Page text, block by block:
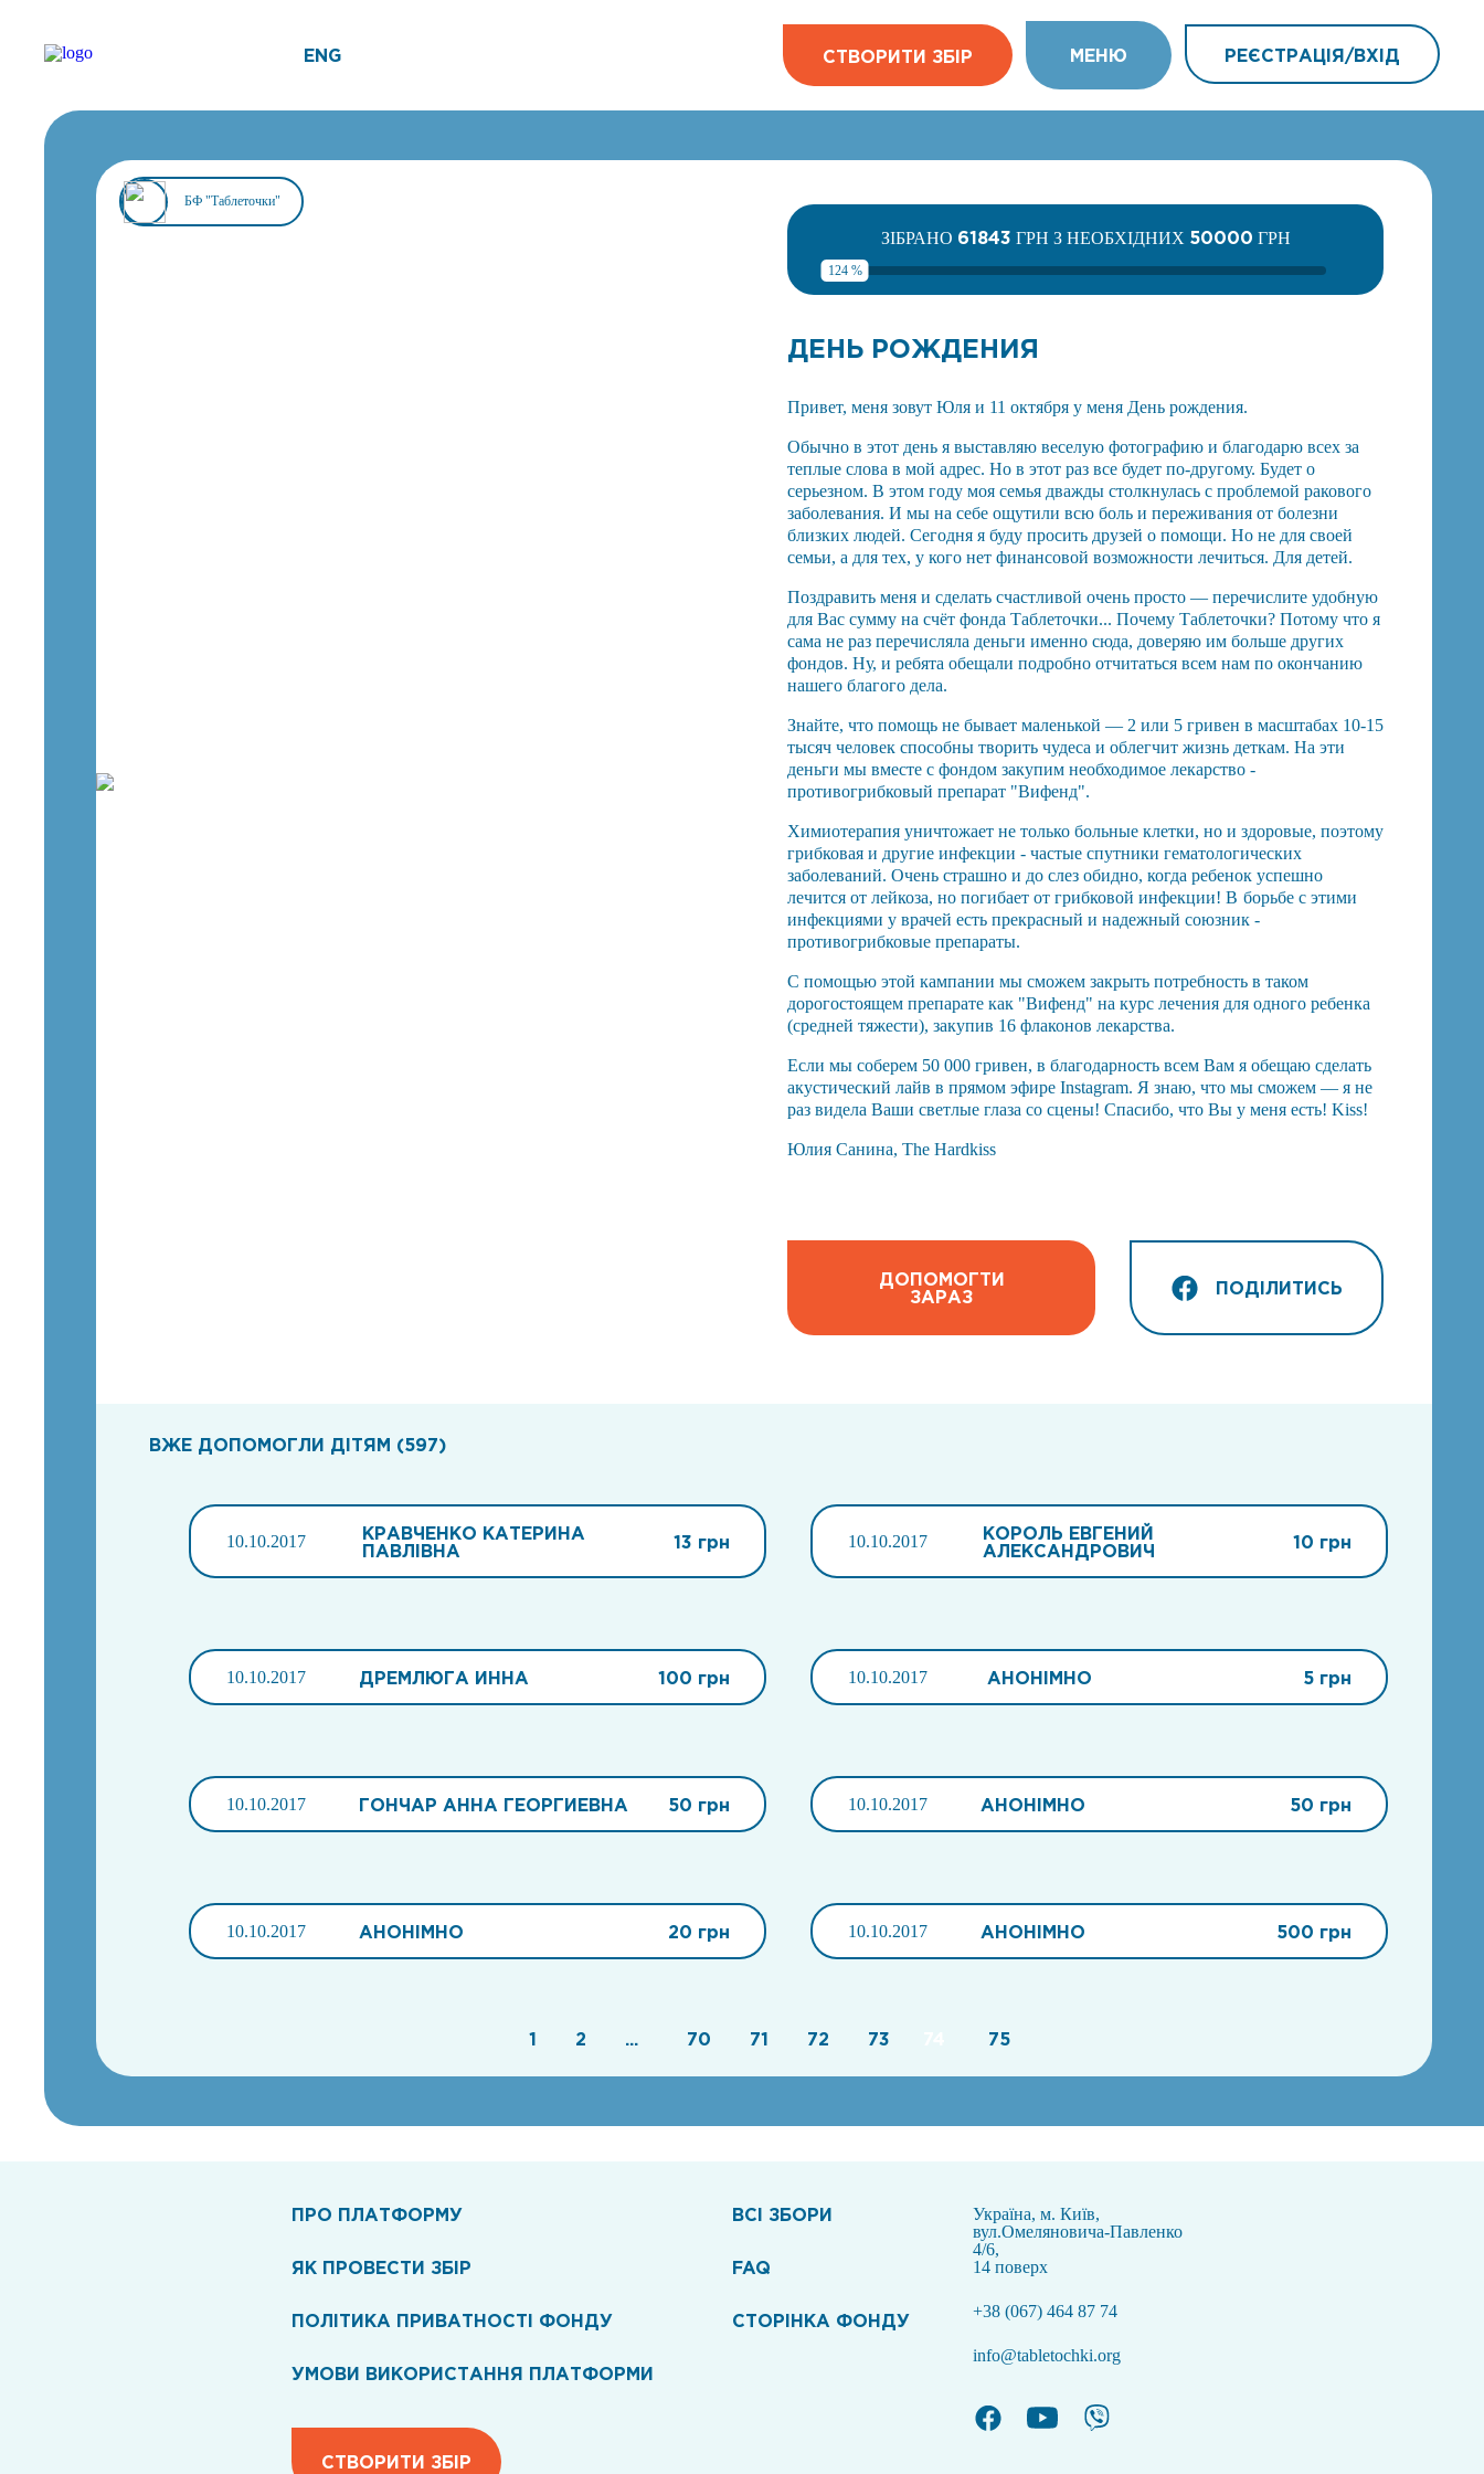
ENG СТВОРИТИ ЗБІР МEНЮ РЕЄСТРАЦІЯ/ВХIД
БФ "Таблеточки"
ЗІБРАНО 61843 ГРН З НЕОБХІДНИХ 50000 ГРН
124 %
ДЕНЬ РОЖДЕНИЯ
Привет, меня зовут Юля и 11 октября у меня День рождения.
Обычно в этот день я выставляю веселую фотографию и благодарю всех за
теплые слова в мой адрес. Но в этот раз все будет по-другому. Будет о
серьезном. В этом году моя семья дважды столкнулась с проблемой ракового
заболевания. И мы на себе ощутили всю боль и переживания от болезни
близких людей. Сегодня я буду просить друзей о помощи. Но не для своей
семьи, а для тех, у кого нет финансовой возможности лечиться. Для детей.
Поздравить меня и сделать счастливой очень просто — перечислите удобную
для Вас сумму на счёт фонда Таблеточки... Почему Таблеточки? Потому что я
сама не раз перечисляла деньги именно сюда, доверяю им больше других
фондов. Ну, и ребята обещали подробно отчитаться всем нам по окончанию
нашего благого дела.
Знайте, что помощь не бывает маленькой — 2 или 5 гривен в масштабах 10-15
тысяч человек способны творить чудеса и облегчит жизнь деткам. На эти
деньги мы вместе с фондом закупим необходимое лекарство -
противогрибковый препарат "Вифенд".
Химиотерапия уничтожает не только больные клетки, но и здоровые, поэтому
грибковая и другие инфекции - частые спутники гематологических
заболеваний. Очень страшно и до слез обидно, когда ребенок успешно
лечится от лейкоза, но погибает от грибковой инфекции! В борьбе с этими
инфекциями у врачей есть прекрасный и надежный союзник -
противогрибковые препараты.
С помощью этой кампании мы сможем закрыть потребность в таком
дорогостоящем препарате как "Вифенд" на курс лечения для одного ребенка
(средней тяжести), закупив 16 флаконов лекарства.
Если мы соберем 50 000 гривен, в благодарность всем Вам я обещаю сделать
акустический лайв в прямом эфире Instagram. Я знаю, что мы сможем — я не
раз видела Ваши светлые глаза со сцены! Спасибо, что Вы у меня есть! Kiss!
Юлия Санина, The Hardkiss
ДОПОМОГТИ
ЗАРАЗ
ПОДІЛИТИСЬ
ВЖЕ ДОПОМОГЛИ ДІТЯМ (597)
10.10.2017
КРАВЧЕНКО КАТЕРИНА
ПАВЛІВНА
13 грн 10.10.2017
КОРОЛЬ ЕВГЕНИЙ
АЛЕКСАНДРОВИЧ
10 грн
10.10.2017 ДРЕМЛЮГА ИННА 100 грн 10.10.2017 АНОНІМНО 5 грн
10.10.2017 ГОНЧАР АННА ГЕОРГИЕВНА 50 грн 10.10.2017 АНОНІМНО 50 грн
10.10.2017 АНОНІМНО 20 грн 10.10.2017 АНОНІМНО 500 грн
1 2 ... 70 71 72 73 75
ПРО ПЛАТФОРМУ
ЯК ПРОВЕСТИ ЗБІР
ПОЛІТИКА ПРИВАТНОСТІ ФОНДУ
УМОВИ ВИКОРИСТАННЯ ПЛАТФОРМИ
СТВОРИТИ ЗБІР
ВСI ЗБОРИ
FAQ
СТОРІНКА ФОНДУ
Україна, м. Київ,
вул.Омеляновича-Павленко
4/6,
14 поверх
+38 (067) 464 87 74
info@tabletochki.org